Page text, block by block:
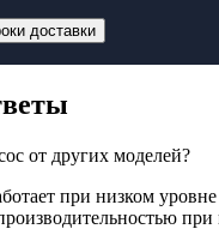
доставки
от других моделей?
при низком